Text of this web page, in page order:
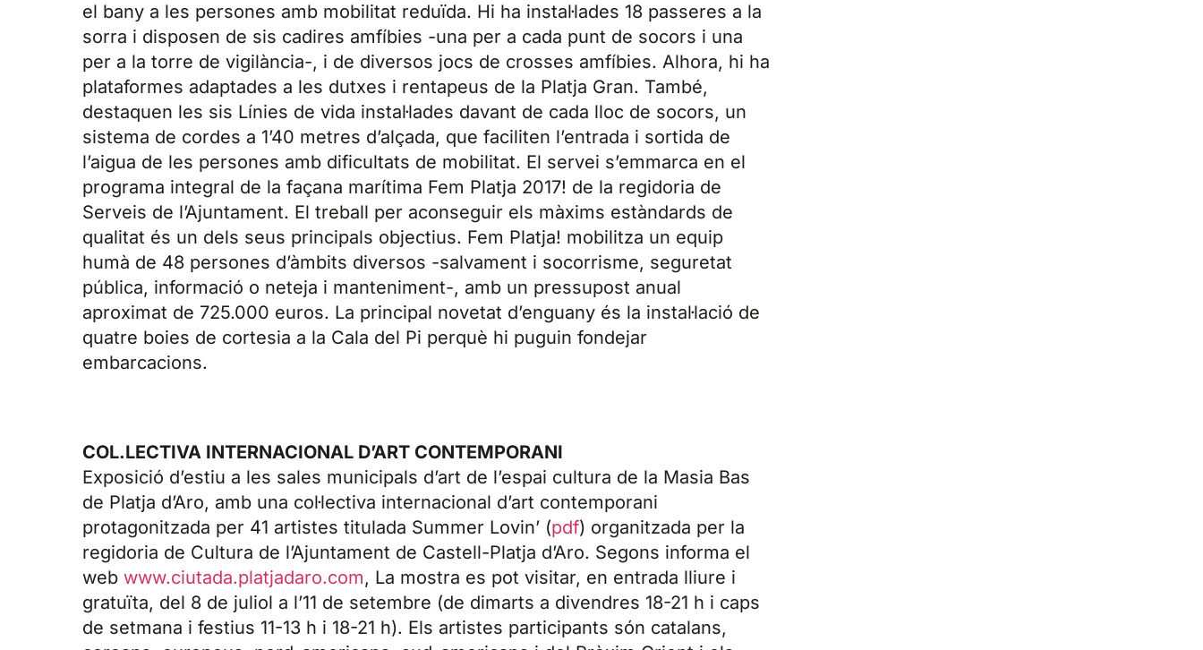
el bany a les persones amb mobilitat reduïda. Hi ha instal·lades 18 passeres a la
sorra i disposen de sis cadires amfíbies -una per a cada punt de socors i una
per a la torre de vigilància-, i de diversos jocs de crosses amfíbies. Alhora, hi ha
plataformes adaptades a les dutxes i rentapeus de la Platja Gran. També,
destaquen les sis Línies de vida instal·lades davant de cada lloc de socors, un
sistema de cordes a 1’40 metres d’alçada, que faciliten l’entrada i sortida de
l’aigua de les persones amb dificultats de mobilitat. El servei s’emmarca en el
programa integral de la façana marítima Fem Platja 2017! de la regidoria de
Serveis de l’Ajuntament. El treball per aconseguir els màxims estàndards de
qualitat és un dels seus principals objectius. Fem Platja! mobilitza un equip
humà de 48 persones d’àmbits diversos -salvament i socorrisme, seguretat
pública, informació o neteja i manteniment-, amb un pressupost anual
aproximat de 725.000 euros. La principal novetat d’enguany és la instal·lació de
quatre boies de cortesia a la Cala del Pi perquè hi puguin fondejar
embarcacions.
COL.LECTIVA INTERNACIONAL D’ART CONTEMPORANI
Exposició d’estiu a les sales municipals d’art de l’espai cultura de la Masia Bas
de Platja d’Aro, amb una col·lectiva internacional d’art contemporani
protagonitzada per 41 artistes titulada Summer Lovin’ (pdf) organitzada per la
regidoria de Cultura de l’Ajuntament de Castell-Platja d’Aro. Segons informa el
web www.ciutada.platjadaro.com, La mostra es pot visitar, en entrada lliure i
gratuïta, del 8 de juliol a l’11 de setembre (de dimarts a divendres 18-21 h i caps
de setmana i festius 11-13 h i 18-21 h). Els artistes participants són catalans,